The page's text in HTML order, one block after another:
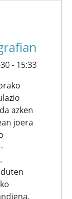
- 15:33
azken
joera